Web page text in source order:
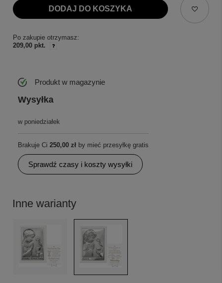
DODAJ DO KOSZYKA
Po zakupie otrzymasz:
209,00 pkt.
Produkt w magazynie
Wysyłka
w poniedziałek
Brakuje Ci 250,00 zł by mieć przesyłkę gratis
Sprawdź czasy i koszty wysyłki
Inne warianty